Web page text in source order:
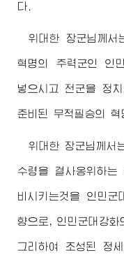
다.
위대한 장군님 께서
혁명의 주력군인 인
넣으시고 전군을 정
준비된 무적필승의 혁
위대한 장군님 께서
수령을 결사옹위하
비시키는것을 인민
향으로, 인민군대강화
그리하여 조성된 정